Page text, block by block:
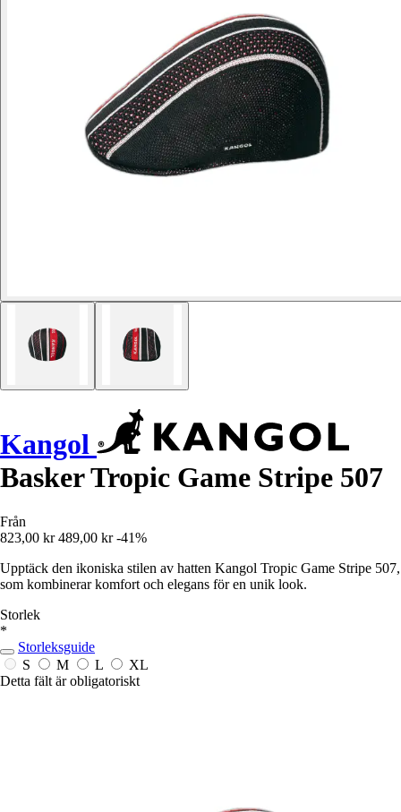
Kangol
Basker Tropic Game Stripe 507
Från
823,00 kr 489,00 kr -41%
Upptäck den ikoniska stilen av hatten Kangol Tropic Game Stripe 507,
som kombinerar komfort och elegans för en unik look.
Storlek
*
Storleksguide
S
M L
XL
Detta fält är obligatoriskt